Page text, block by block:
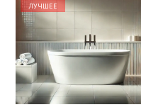
ЛУЧШЕЕ